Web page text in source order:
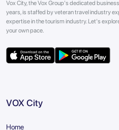
Vox City, the Vox Group's dedicated
years, is staffed by veteran travel industry
expertise in the tourism industry. Let's
your own pace.
VOX City
Home